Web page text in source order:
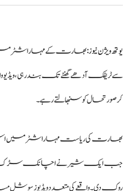
یوتھ ویژن نیوز:بھارت کے مہاراشٹر
سے ٹریفک آدھے گھنٹے تک بند رہی، ویڈیو
کر صورتحال کو سنبھالتے رہے۔
بھارت کی ریاست مہاراشٹر میں اس
جب ایک شیر نے اچانک سڑک کے
روک دی۔ واقعے کی متعدد ویڈیوز سوشل